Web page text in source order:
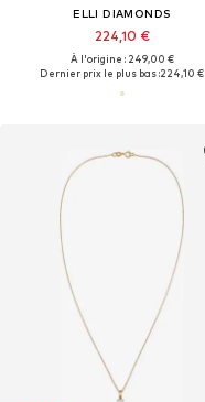
ELLI DIAMONDS
224,10 €
À l'origine : 249,00 €
Dernier prix le plus bas :224,10 €